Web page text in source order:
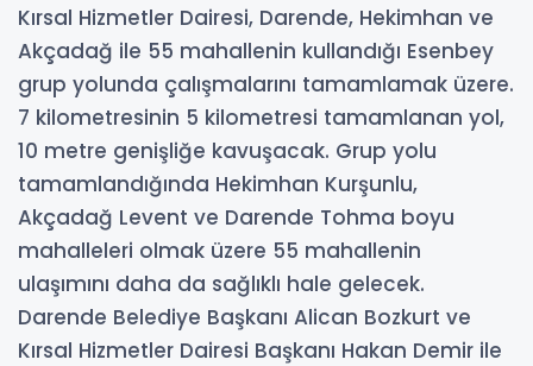
Kırsal Hizmetler Dairesi, Darende, Hekimhan ve
Akçadağ ile 55 mahallenin kullandığı Esenbey
grup yolunda çalışmalarını tamamlamak üzere.
7 kilometresinin 5 kilometresi tamamlanan yol,
10 metre genişliğe kavuşacak. Grup yolu
tamamlandığında Hekimhan Kurşunlu,
Akçadağ Levent ve Darende Tohma boyu
mahalleleri olmak üzere 55 mahallenin
ulaşımını daha da sağlıklı hale gelecek.
Darende Belediye Başkanı Alican Bozkurt ve
Kırsal Hizmetler Dairesi Başkanı Hakan Demir ile